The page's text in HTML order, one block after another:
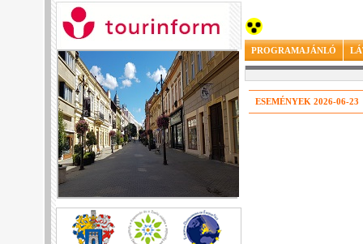
PROGRAMAJÁNLÓ
ESEMÉNYEK 2026-06-23